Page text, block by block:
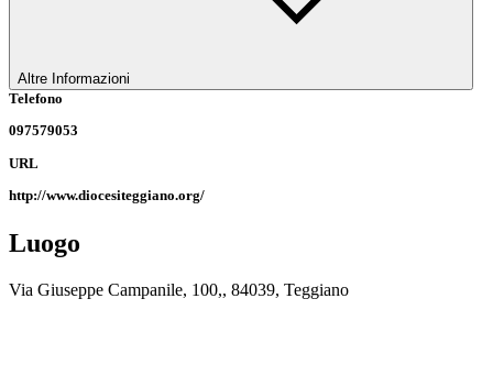
Altre Informazioni
Telefono
097579053
URL
http://www.diocesiteggiano.org/
Luogo
Via Giuseppe Campanile, 100,, 84039, Teggiano